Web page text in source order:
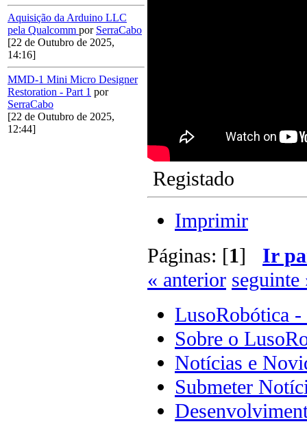
Aquisição da Arduino LLC
pela Qualcomm por SerraCabo
[22 de Outubro de 2025,
14:16]
MMD-1 Mini Micro Designer
Restoration - Part 1 por
SerraCabo
[22 de Outubro de 2025,
12:44]
Registado
Imprimir
Páginas: [1] Ir
« anterior seguinte
LusoRobótica -
Sobre o
Notícias e
Submeter